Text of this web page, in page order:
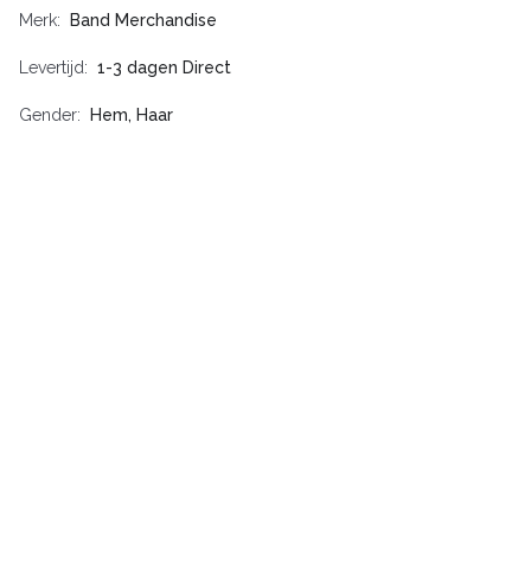
Merk Band Merchandise
Levertijd 1-3 dagen Direct
Gender Hem, Haar